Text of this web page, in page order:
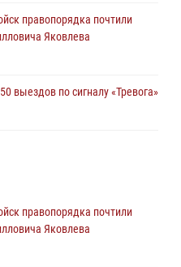
правопорядка почтили
Яковлева
выездов по сигналу «Тревога»
граждан на праздновании
правопорядка почтили
Яковлева